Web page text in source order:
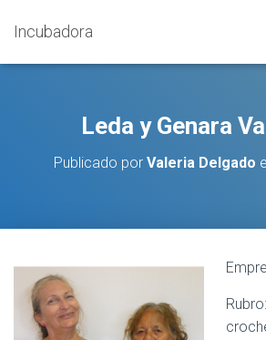
Incubadora
Leda y Genara
Publicado por Valeria Delgado